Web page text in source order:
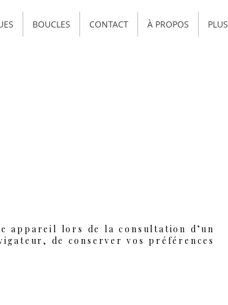
BOUCLES CONTACT À PROPOS PLUS
lors de la consultation d’un
de conserver vos préférences